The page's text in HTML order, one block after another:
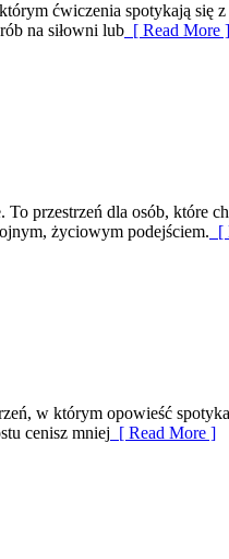
ćwiczenia spotykają się
na siłowni lub [ Read More ]
przestrzeń dla osób, które
życiowym podejściem. [
w którym opowieść
cenisz mniej [ Read More ]